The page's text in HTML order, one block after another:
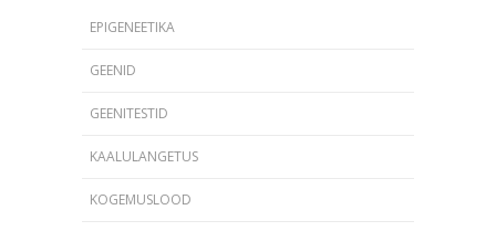
EPIGENEETIKA
GEENID
GEENITESTID
KAALULANGETUS
KOGEMUSLOOD